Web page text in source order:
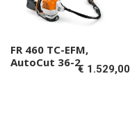
Toevoegen aan
winkelwagen
FR 460 TC-EFM,
AutoCut 36-2€ 1.529,00